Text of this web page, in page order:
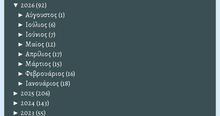
▼ 2026(92)
► Αύγουστος (1)
► Ιούλιος (6)
► Ιούνιος (7)
► Μαϊος (12)
► Απρίλιος (17)
► Μάρτιος (15)
► Φεβρουάριος (16)
► Ιανουάριος (18)
► 2025 (206)
► 2024(143)
► 2023 (55)